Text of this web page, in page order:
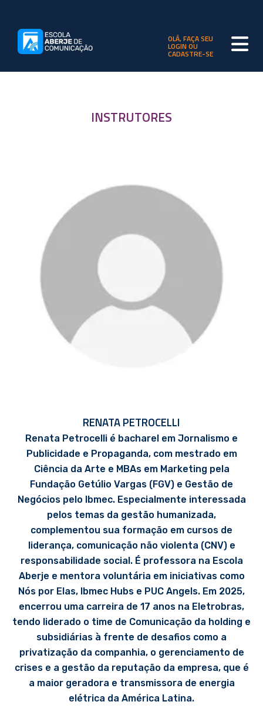
OLÁ, FAÇA SEU
LOGIN OU
CADASTRE-SE
INSTRUTORES
RENATA PETROCELLI
Renata Petrocelli é bacharel em Jornalismo e
Publicidade e Propaganda, com mestrado em
Ciência da Arte e MBAs em Marketing pela
Fundação Getúlio Vargas (FGV) e Gestão de
Negócios pelo Ibmec. Especialmente interessada
pelos temas da gestão humanizada,
complementou sua formação em cursos de
liderança, comunicação não violenta (CNV) e
responsabilidade social. É professora na Escola
Aberje e mentora voluntária em iniciativas como
Nós por Elas, Ibmec Hubs e PUC Angels. Em 2025,
encerrou uma carreira de 17 anos na Eletrobras,
tendo liderado o time de Comunicação da holding e
subsidiárias à frente de desafios como a
privatização da companhia, o gerenciamento de
crises e a gestão da reputação da empresa, que é
a maior geradora e transmissora de energia
elétrica da América Latina.